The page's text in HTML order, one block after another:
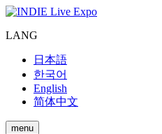
LANG
日本語
한국어
English
简体中文
menu